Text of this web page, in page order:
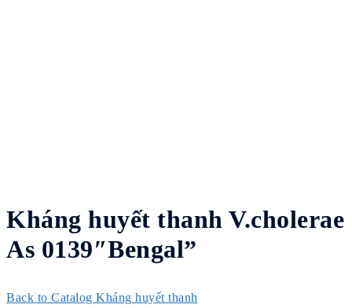
Kháng huyết thanh V.cholerae
As 0139″Bengal”
Back to Catalog Kháng huyết thanh